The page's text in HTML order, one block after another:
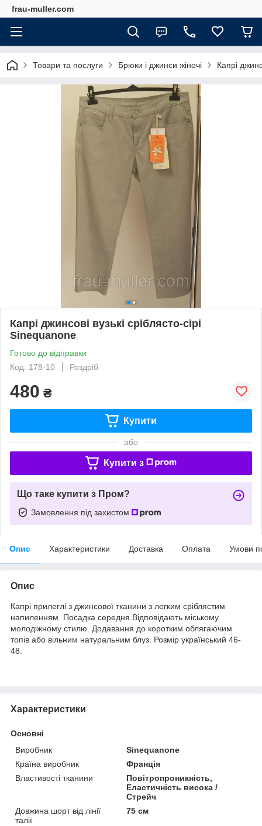
frau-muller.com
Товари та послуги Брюки і джинси жіночі Капрі
Капрі джинсові вузькі сріблясто-сірі
Sinequanone
Готово до відправки
Код: 178-10
Роздріб
480 ₴
Купити
або
Купити з
Що таке купити з Пром?
Замовлення під захистом
Опис Характеристики Доставка Оплата Умови
Опис
Капрі прилеглі з джинсової тканини з легким сріблястим
напиленням. Посадка середня.Відповідають міському
молодіжному стилю. Додавання до коротким облягаючим
топів або вільним натуральним блуз. Розмір український 46-
48.
Характеристики
Основні
Виробник
Sinequanone
Країна виробник
Франція
Властивості тканини
Повітропроникність,
Еластичність висока /
Стрейч
Довжина шорт від лінії
талії
75 см